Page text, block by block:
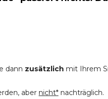
dann zusätzlich mit Ihrem
aber nicht* nachträglich.